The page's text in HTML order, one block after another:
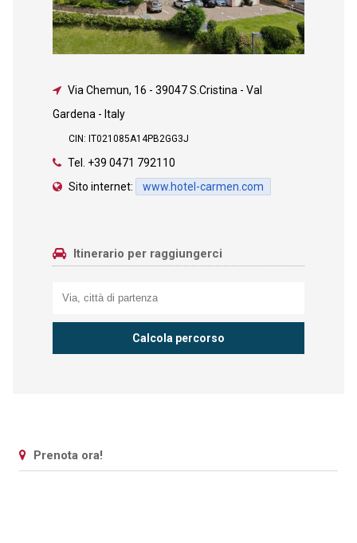
Via Chemun, 16 - 39047 S.Cristina - Val
Gardena - Italy
CIN: IT021085A14PB2GG3J
Tel. +39 0471 792110
Sito internet:
www.hotel-carmen.com
Itinerario per raggiungerci
Prenota ora!